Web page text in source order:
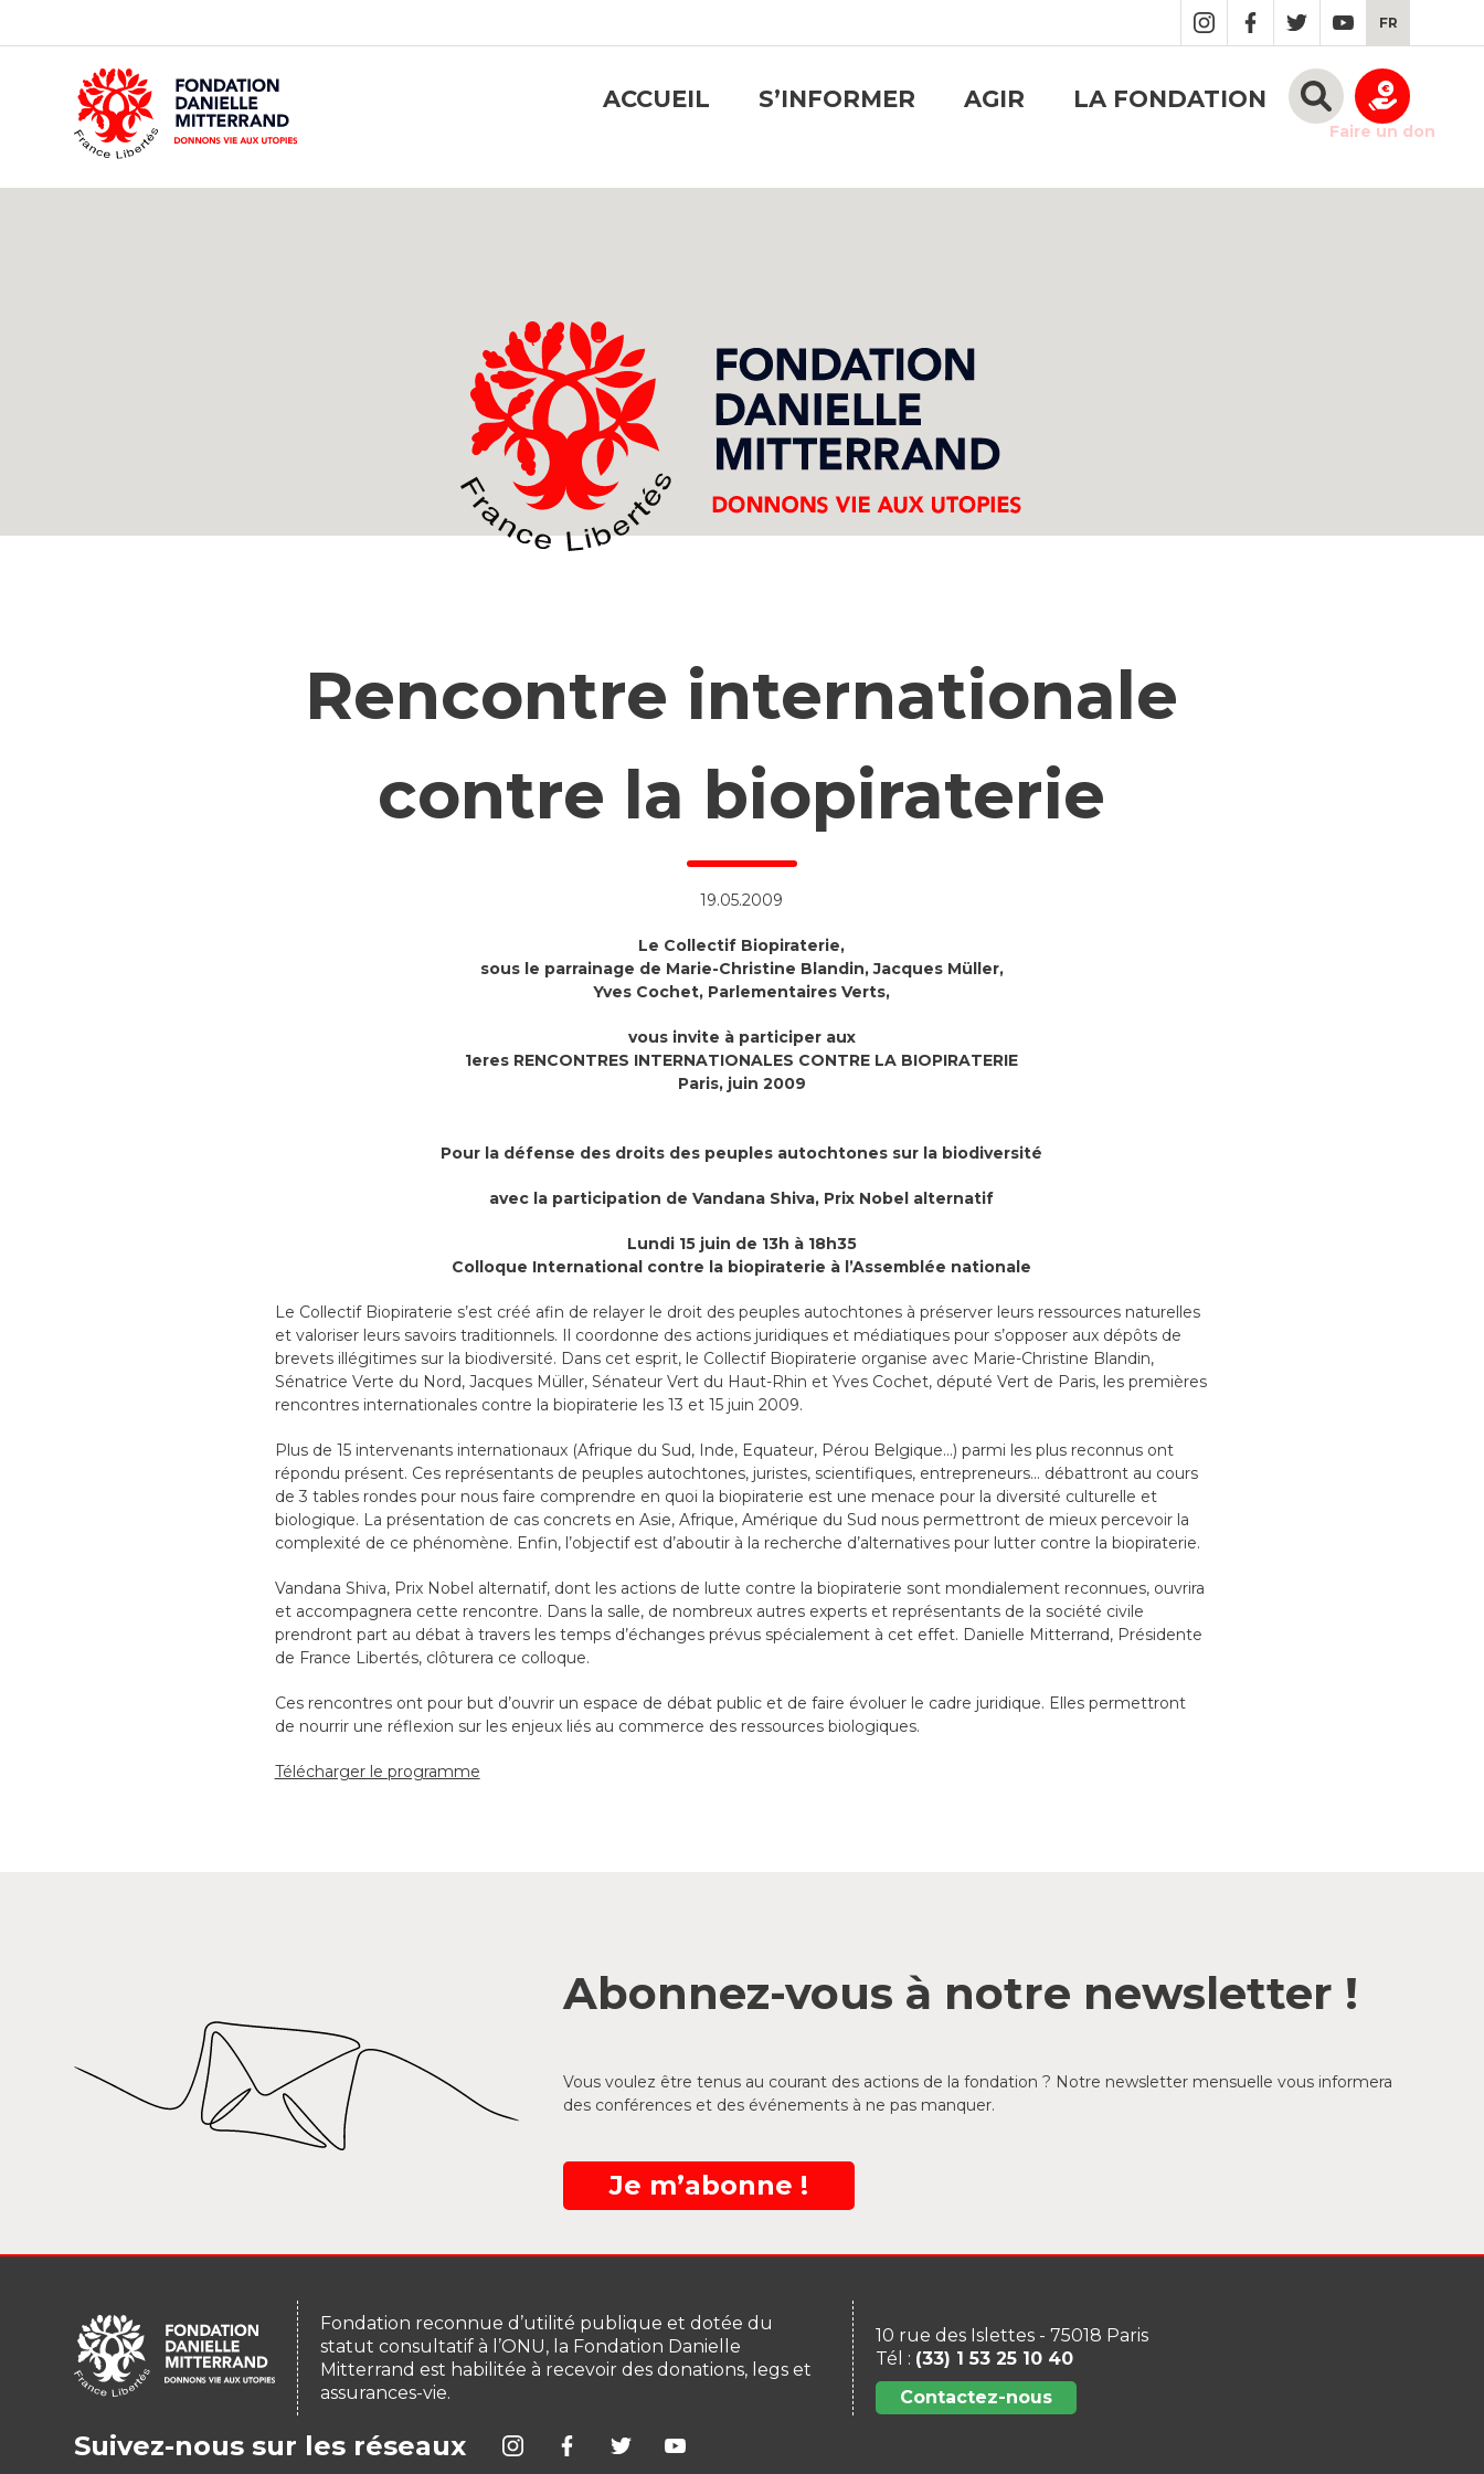
CONTENT
FR
ACCUEIL S’INFORMER AGIR LA FONDATION
Faire un don
Rencontre internationale
contre la biopiraterie
19.05.2009
Le Collectif Biopiraterie,
sous le parrainage de Marie-Christine Blandin, Jacques Müller,
Yves Cochet, Parlementaires Verts,
vous invite à participer aux
1eres RENCONTRES INTERNATIONALES CONTRE LA BIOPIRATERIE
Paris, juin 2009
Pour la défense des droits des peuples autochtones sur la biodiversité
avec la participation de Vandana Shiva, Prix Nobel alternatif
Lundi 15 juin de 13h à 18h35
Colloque International contre la biopiraterie à l’Assemblée nationale
Le Collectif Biopiraterie s’est créé afin de relayer le droit des peuples autochtones à préserver leurs ressources naturelles
et valoriser leurs savoirs traditionnels. Il coordonne des actions juridiques et médiatiques pour s’opposer aux dépôts de
brevets illégitimes sur la biodiversité. Dans cet esprit, le Collectif Biopiraterie organise avec Marie-Christine Blandin,
Sénatrice Verte du Nord, Jacques Müller, Sénateur Vert du Haut-Rhin et Yves Cochet, député Vert de Paris, les premières
rencontres internationales contre la biopiraterie les 13 et 15 juin 2009.
Plus de 15 intervenants internationaux (Afrique du Sud, Inde, Equateur, Pérou Belgique…) parmi les plus reconnus ont
répondu présent. Ces représentants de peuples autochtones, juristes, scientifiques, entrepreneurs… débattront au cours
de 3 tables rondes pour nous faire comprendre en quoi la biopiraterie est une menace pour la diversité culturelle et
biologique. La présentation de cas concrets en Asie, Afrique, Amérique du Sud nous permettront de mieux percevoir la
complexité de ce phénomène. Enfin, l’objectif est d’aboutir à la recherche d’alternatives pour lutter contre la biopiraterie.
Vandana Shiva, Prix Nobel alternatif, dont les actions de lutte contre la biopiraterie sont mondialement reconnues, ouvrira
et accompagnera cette rencontre. Dans la salle, de nombreux autres experts et représentants de la société civile
prendront part au débat à travers les temps d’échanges prévus spécialement à cet effet. Danielle Mitterrand, Présidente
de France Libertés, clôturera ce colloque.
Ces rencontres ont pour but d’ouvrir un espace de débat public et de faire évoluer le cadre juridique. Elles permettront
de nourrir une réflexion sur les enjeux liés au commerce des ressources biologiques.
Télécharger le programme
Abonnez-vous à notre newsletter !
Vous voulez être tenus au courant des actions de la fondation ? Notre newsletter mensuelle vous informera
des conférences et des événements à ne pas manquer.
Je m’abonne !
Fondation reconnue d’utilité publique et dotée du
statut consultatif à l’ONU, la Fondation Danielle
Mitterrand est habilitée à recevoir des donations, legs et
assurances-vie.
10 rue des Islettes - 75018 Paris
Tél : (33) 1 53 25 10 40
Contactez-nous
Suivez-nous sur les réseaux